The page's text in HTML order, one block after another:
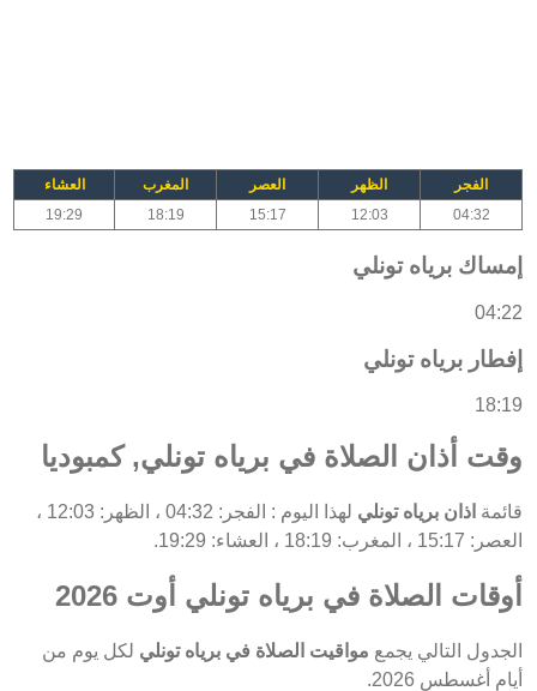
الفجر الظهر العصر المغرب
العشاء
04:32
12:03
15:17
18:19
19:29
إمساك برياه تونلي
04:22
إفطار برياه تونلي
18:19
وقت أذان الصلاة في برياه تونلي, كمبوديا
قائمة اذان برياه تونلي
لهذا اليوم : الفجر: 04:32 ، الظهر: 12:03 ،
العصر: 15:17 ، المغرب: 18:19 ، العشاء: 19:29.
أوقات الصلاة في برياه تونلي أوت 2026
الجدول التالي يجمع مواقيت الصلاة في برياه تونلي لكل يوم من
أيام أغسطس 2026.